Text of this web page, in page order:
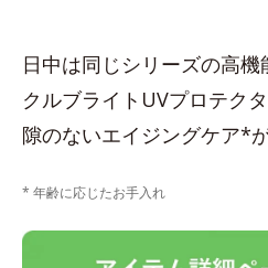
日中は同じシリーズの高
クルブライトUVプロテク
隙のないエイジングケア*
* 年齢に応じたお手入れ